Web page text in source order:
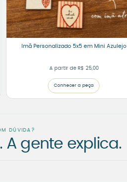
Imã Personalizado 5x5 em Mini Azulejo
A partir de R$ 25,00
Conhecer a peça
DÚVIDA?
A gente explica.